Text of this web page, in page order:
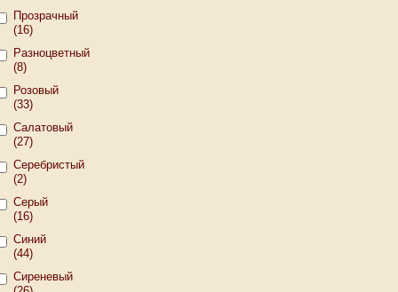
Прозрачный
(16)
Разноцветный
(8)
Розовый
(33)
Салатовый
(27)
Серебристый
(2)
Серый
(16)
Синий
(44)
Сиреневый